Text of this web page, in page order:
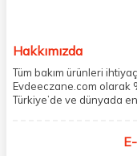
Hakkımızda
Tüm bakım ürünleri
Evdeeczane.com olarak
Türkiye’de ve dünyada
paketliyoruz. Herhangi